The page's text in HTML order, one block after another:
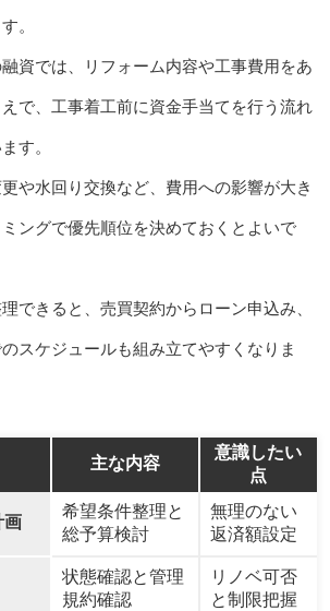
。
資では、リフォーム内容や工事費用をあ
で、工事着工前に資金手当てを行う流れ
す。
や水回り交換など、費用への影響が大き
ングで優先順位を決めておくとよいで
できると、売買契約からローン申込み、
スケジュールも組み立てやすくなりま
主な内容
意識したい
点
画
希望条件整理と
総予算検討
無理のない
返済額設定
状態確認と管理
規約確認
リノベ可否
と制限把握